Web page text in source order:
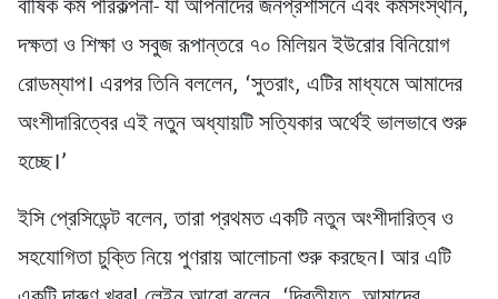
দক্ষতা ও শিক্ষা ও সবুজ রূপান্তরে ৭০ মিলিয়ন ইউরোর বিনিয়োগ
রোডম্যাপ। এরপর তিনি বললেন, ‘সুতরাং, এটির মাধ্যমে আমাদের
অংশীদারিত্বের এই নতুন অধ্যায়টি সত্যিকার অর্থেই ভালভাবে শুরু
হচ্ছে।’
ইসি প্রেসিডেন্ট বলেন, তারা প্রথমত একটি নতুন অংশীদারিত্ব ও
সহযোগিতা চুক্তি নিয়ে পুণরায় আলোচনা শুরু করছেন। আর এটি